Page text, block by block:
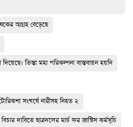
আগ্রহ বেড়েছে
তিস্তা মহা পরিকল্পনা বাস্তবায়ন হয়নি
সংঘর্ষে নারীসহ নিহত ২
দাবিতে ছাত্রদলের মার্চ ফর জাস্টিস কর্মসূচি